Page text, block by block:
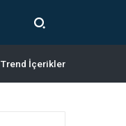
Trend İçerikler